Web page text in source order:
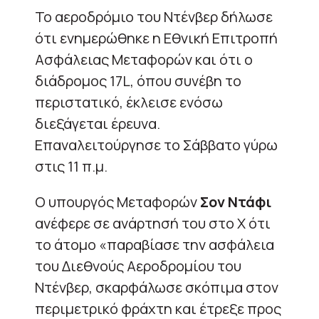
Το αεροδρόμιο του Ντένβερ δήλωσε
ότι ενημερώθηκε η Εθνική Επιτροπή
Ασφάλειας Μεταφορών και ότι ο
διάδρομος 17L, όπου συνέβη το
περιστατικό, έκλεισε ενόσω
διεξάγεται έρευνα.
Επαναλειτούργησε το Σάββατο γύρω
στις 11 π.μ.
Ο υπουργός ΜεταφορώνΣον Ντάφι
ανέφερε σε ανάρτησή του στο X ότι
το άτομο «παραβίασε την ασφάλεια
του Διεθνούς Αεροδρομίου του
Ντένβερ, σκαρφάλωσε σκόπιμα στον
περιμετρικό φράχτη και έτρεξε προς